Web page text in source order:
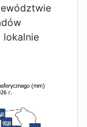
lokalnie